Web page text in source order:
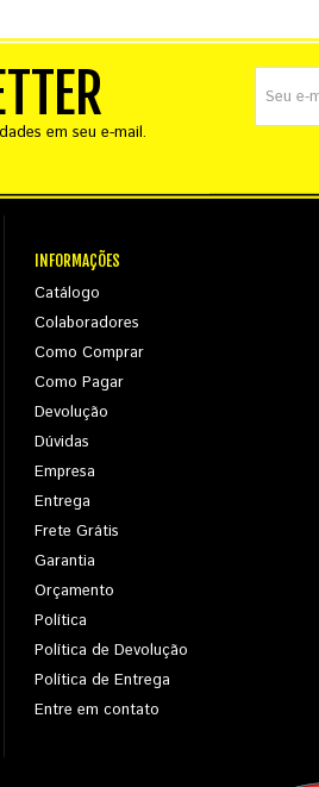
em seu e-mail.
INFORMAÇÕES
Catálogo
Colaboradores
Como Comprar
Como Pagar
Devolução
Dúvidas
Empresa
Entrega
Frete Grátis
Garantia
Orçamento
Política
Política de Devolução
Política de Entrega
Entre em contato